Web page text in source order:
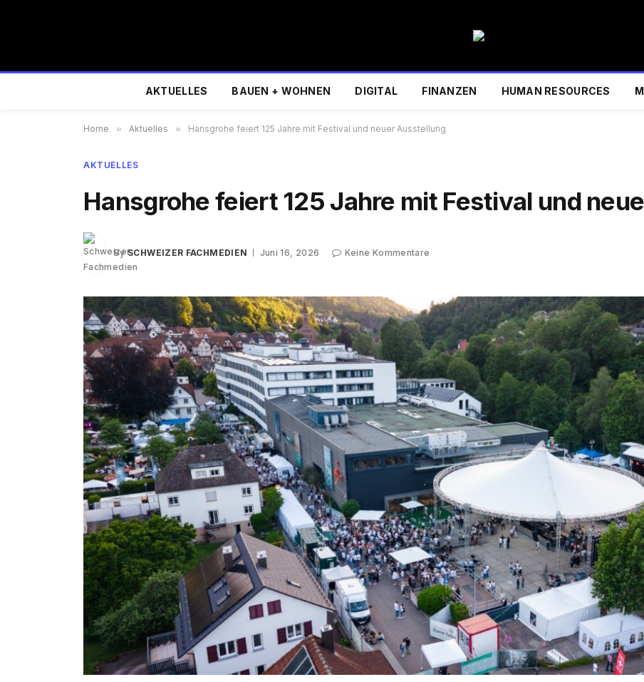
AKTUELLES BAUEN + WOHNEN DIGITAL FINANZEN HUMAN RESOURCES
Home » Aktuelles » Hansgrohe feiert 125 Jahre mit Festival und neuer Ausstellung
AKTUELLES
Hansgrohe feiert 125 Jahre mit Festival und
By SCHWEIZER FACHMEDIEN Juni 16, 2026 Keine Kommentare